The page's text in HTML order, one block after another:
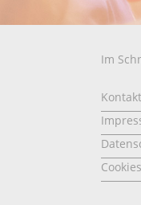
Im
Kontakt